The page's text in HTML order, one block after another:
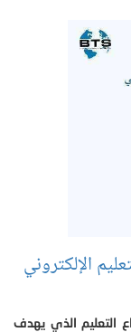
الإلكتروني
التعليم الذي يهدف